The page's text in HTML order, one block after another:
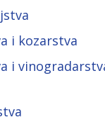
i kozarstva
i